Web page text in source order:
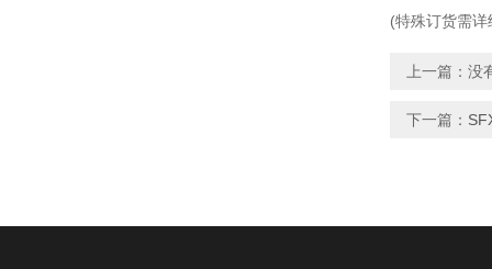
(特殊订货需
上一篇：没
下一篇：